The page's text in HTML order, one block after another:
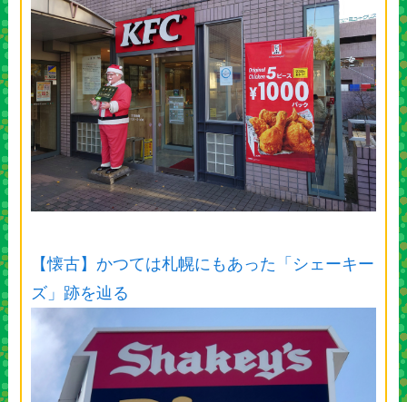
【懐古】かつては札幌にもあった「シェーキー
ズ」跡を辿る